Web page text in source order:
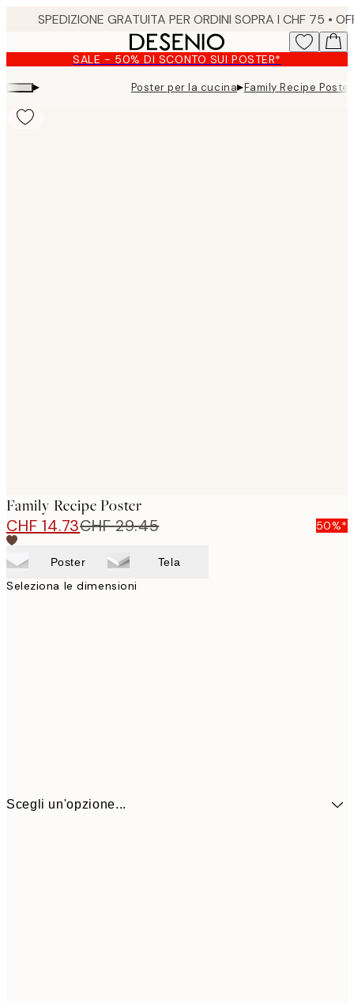
content.
SALE - 50% DI SCONTO SUI POSTER*
▸ Poster per la cucina▸Family Recipe Poster
Family Recipe Poster
CHF 14.73CHF 29.45 50%*
Poster Tela
Seleziona le dimensioni
Scegli un'opzione...